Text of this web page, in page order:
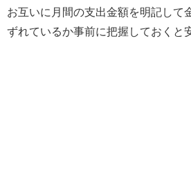
お互いに月間の支出金額を明記して
ずれているか事前に把握しておくと